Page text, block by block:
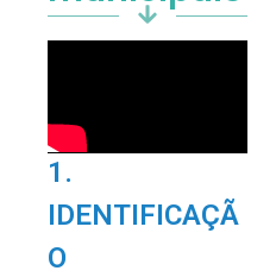
1.
IDENTIFICAÇÃ
O